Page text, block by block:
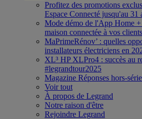
Profitez des promotions
Espace Connecté jusqu'au 31
Mode démo de l'App Home
maison connectée à vos clients
MaPrimeRénov’ : quelles
installateurs électriciens en
XL³ HP XLPro4 : succès au
#legrandtour2025
Magazine Réponses hors-
Voir tout
À propos de Legrand
Notre raison d'être
Rejoindre Legrand